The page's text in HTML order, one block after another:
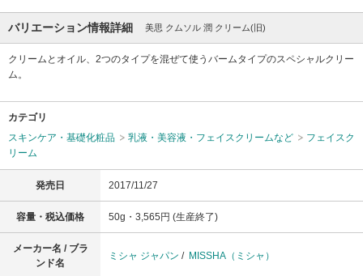
バリエーション情報詳細 美思 クムソル 潤 クリーム(旧)
クリームとオイル、2つのタイプを混ぜて使うバームタイプのスペシャルクリー
ム。
カテゴリ
スキンケア・基礎化粧品
乳液・美容液・フェイスクリームなど
フェイスク
リーム
発売日 2017/11/27
容量・税込価格 50g・3,565円 (生産終了)
メーカー名 / ブラ
ンド名
ミシャ ジャパン / MISSHA（ミシャ）